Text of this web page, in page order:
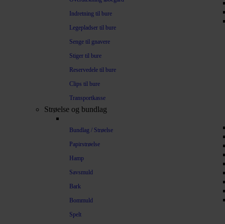
Indretning til bure
Legepladser til bure
Senge til gnavere
Stiger til bure
Reservedele til bure
Clips til bure
Transportkasse
Strøelse og bundlag
Bundlag / Strøelse
Papirstrøelse
Hamp
Savsmuld
Bark
Bommuld
Spelt